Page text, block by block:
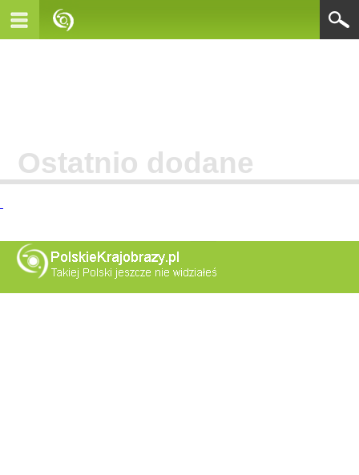
Ostatnio dodane